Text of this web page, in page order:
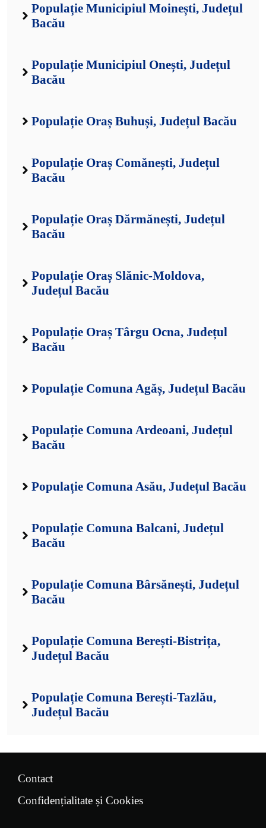
Populație Municipiul Moinești, Județul
Bacău
Populație Municipiul Onești, Județul
Bacău
Populație Oraș Buhuși, Județul Bacău
Populație Oraș Comănești, Județul
Bacău
Populație Oraș Dărmănești, Județul
Bacău
Populație Oraș Slănic-Moldova,
Județul Bacău
Populație Oraș Târgu Ocna, Județul
Bacău
Populație Comuna Agăș, Județul Bacău
Populație Comuna Ardeoani, Județul
Bacău
Populație Comuna Asău, Județul Bacău
Populație Comuna Balcani, Județul
Bacău
Populație Comuna Bârsănești, Județul
Bacău
Populație Comuna Berești-Bistrița,
Județul Bacău
Populație Comuna Berești-Tazlău,
Județul Bacău
Contact
Confidențialitate și Cookies